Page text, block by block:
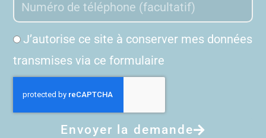
J’autorise ce site à conserver mes données
transmises via ce formulaire
Envoyer la demande